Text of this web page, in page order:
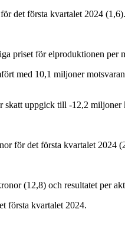
det första kvartalet 2024 (1,6).
priset för elproduktionen per
med 10,1 miljoner
skatt uppgick till -12,2 miljoner
för det första kvartalet 2024
(12,8) och resultatet per
första kvartalet 2024.